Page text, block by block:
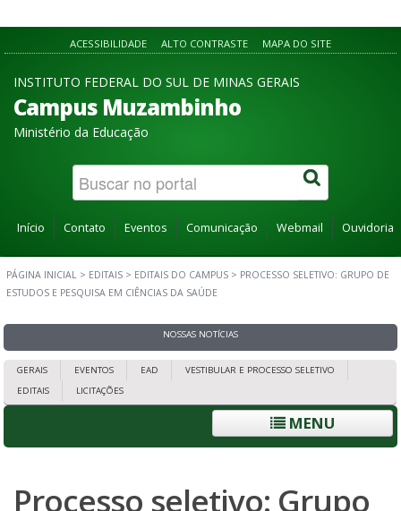
ACESSIBILIDADE ALTO CONTRASTE MAPA DO SITE
INSTITUTO FEDERAL DO SUL DE MINAS GERAIS
Campus Muzambinho
Ministério da Educação
Início Contato Eventos Comunicação Webmail Ouvidoria
PÁGINA INICIAL > EDITAIS > EDITAIS DO CAMPUS > PROCESSO SELETIVO: GRUPO DE
ESTUDOS E PESQUISA EM CIÊNCIAS DA SAÚDE
NOSSAS NOTÍCIAS
GERAIS EVENTOS EAD
VESTIBULAR E PROCESSO SELETIVO
EDITAIS
LICITAÇÕES
MENU
Processo seletivo: Grupo